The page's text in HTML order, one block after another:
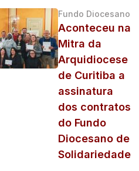
Fundo Diocesano
Aconteceu na
Mitra da
Arquidiocese
de Curitiba a
assinatura
dos contratos
do Fundo
Diocesano de
Solidariedade